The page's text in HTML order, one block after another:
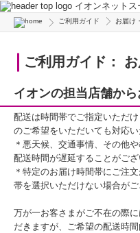
イオンネットス
ご利用ガイド お届け
ご利用ガイド：
イオンの担当店舗か
配送は時間帯でご指定いただ
のご希望をいただいても対応い
＊悪天候、交通事情、その他
配送時間が遅延することがござ
＊特定のお届け時間帯にご注
帯を選択いただけない場合がご
万が一お客さまがご不在の際
だきますが、ご希望の配送時